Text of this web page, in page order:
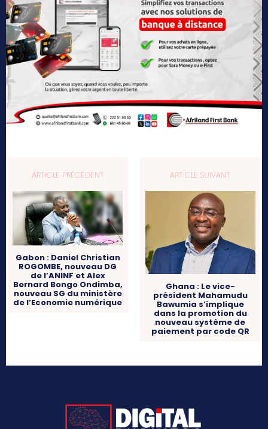
ARTICLE PRÉCÉDENT
Gabon : Daniel Christian
ROGOMBE, nouveau DG
de l’ANINF et Alex
Bernard Bongo Ondimba,
nouveau SG du ministère
de l’Economie numérique
ARTICLE SUIVANT
Ghana : Le vice-
président Mahamudu
Bawumia s’implique
dans la promotion du
nouveau système de
paiement par code QR